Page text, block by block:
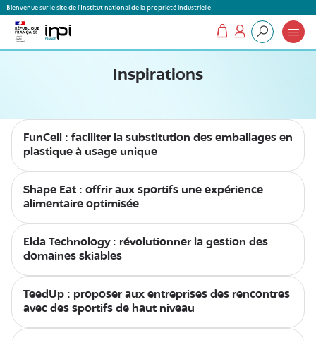
Bienvenue sur le site de l'Institut national de la propriété industrielle
Que recherchez-vous ?
Mon compte
Mon panier
Inspirations
FunCell : faciliter la substitution des emballages en
plastique à usage unique
Shape Eat : offrir aux sportifs une expérience
alimentaire optimisée
Elda Technology : révolutionner la gestion des
domaines skiables
TeedUp : proposer aux entreprises des rencontres
avec des sportifs de haut niveau
Panneau de gestion des cookies